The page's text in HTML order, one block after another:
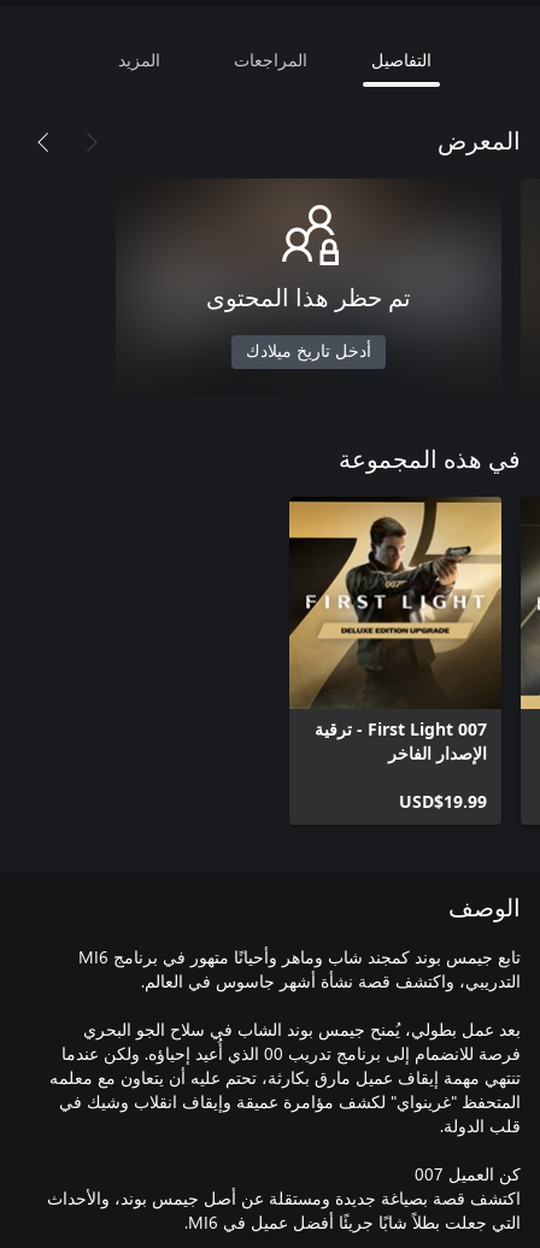
التفاصيل المراجعات المزيد
المعرض
تم حظر هذا المحتوى
أدخل تاريخ ميلادك
في هذه المجموعة
007 First Light - ترقية
الإصدار الفاخر
USD$19.99
الوصف
تابع جيمس بوند كمجند شاب وماهر وأحيانًا متهور في برنامج MI6
بعد عمل بطولي، يُمنح جيمس بوند الشاب في سلاح الجو البحري
فرصة للانضمام إلى برنامج تدريب 00 الذي أُعيد إحياؤه. ولكن عندما
تنتهي مهمة إيقاف عميل مارق بكارثة، تحتم عليه أن يتعاون مع معلمه
المتحفظ "غرينواي" لكشف مؤامرة عميقة وإيقاف انقلاب وشيك في
اكتشف قصة بصياغة جديدة ومستقلة عن أصل جيمس بوند، والأحداث